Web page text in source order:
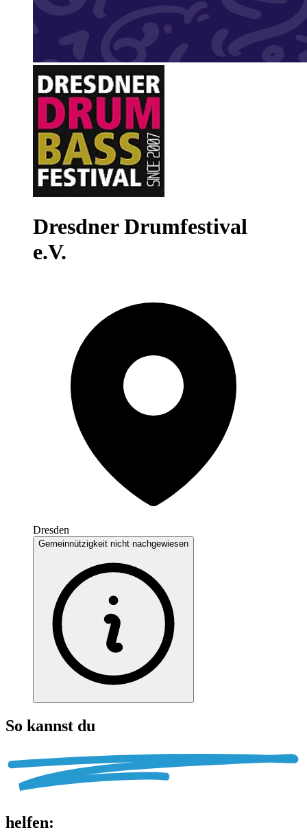
Dresdner Drumfestival
e.V.
Dresden
Gemeinnützigkeit nicht nachgewiesen
So kannst du
helfen: